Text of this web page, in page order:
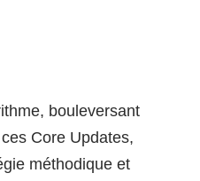
bouleversant
Core Updates,
méthodique et